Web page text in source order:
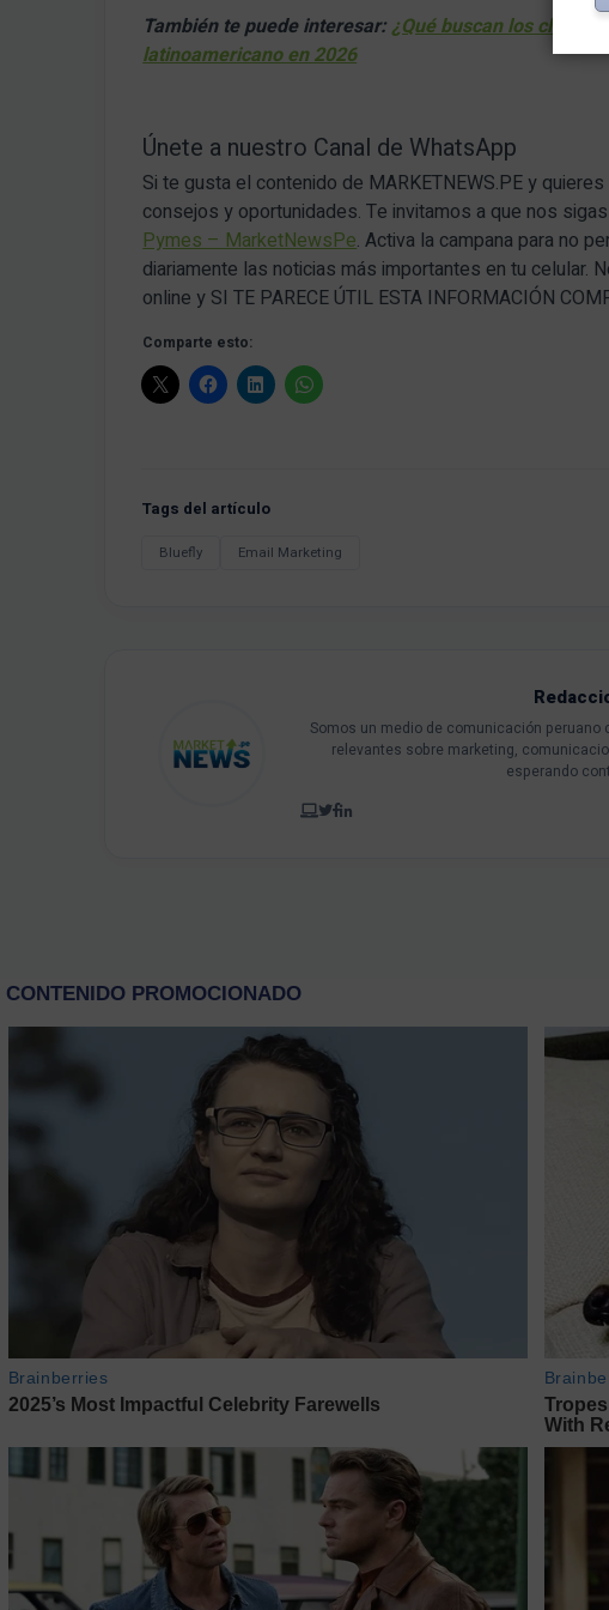
También te puede interesar:¿Qué buscan los
latinoamericano en 2026
Únete a nuestro Canal de WhatsApp
Si te gusta el contenido de MARKETNEWS.PE y
consejos y oportunidades. Te invitamos a que nos
Pymes – MarketNewsPe. Activa la campana para no
diariamente las noticias más importantes en tu celular.
online y SI TE PARECE ÚTIL ESTA INFORMACIÓN
Comparte esto:
Tags del artículo
Bluefly Email Marketing
Somos un medio de comunicación
relevantes sobre marketing,
esperando